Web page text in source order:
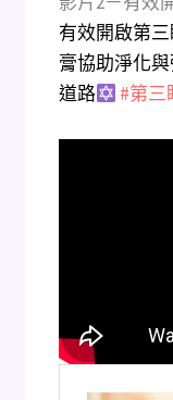
有效開啟第
膏協助淨化
道路
#第三